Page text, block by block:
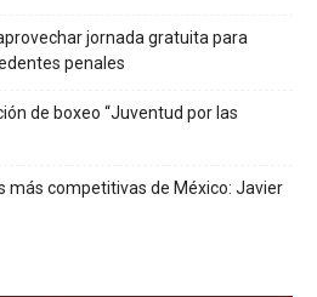
jornada gratuita para
penales
de boxeo “Juventud por las
más competitivas de México: Javier